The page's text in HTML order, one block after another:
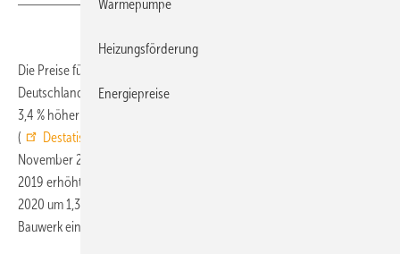
Die Preise für den Neubau konventionell gefertigter Wohngebäude in
Deutschland sind weiter gestiegen: Im Februar 2020 lagen sie um
3,4 % höher als im Vorjahresmonat. Wie das Statistische Bundesamt
(
Destatis
November 2019 noch bei 3,8 % gelegen. Im Vergleich zum November
2019 erhöhten sich die Neubaupreise für Wohngebäude im Februar
2020 um 1,3 %. Alle Preise beziehen sich auf Bauleistungen am
Bauwerk einschließlich Umsatzsteuer.
Wärmepumpe
Heizungsförderung
Energiepreise